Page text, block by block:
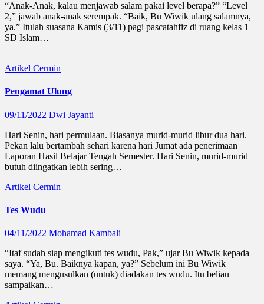
“Anak-Anak, kalau menjawab salam pakai level berapa?” “Level
2,” jawab anak-anak serempak. “Baik, Bu Wiwik ulang salamnya,
ya.” Itulah suasana Kamis (3/11) pagi pascatahfiz di ruang kelas 1
SD Islam…
Artikel Cermin
Pengamat Ulung
09/11/2022 Dwi Jayanti
Hari Senin, hari permulaan. Biasanya murid-murid libur dua hari.
Pekan lalu bertambah sehari karena hari Jumat ada penerimaan
Laporan Hasil Belajar Tengah Semester. Hari Senin, murid-murid
butuh diingatkan lebih sering…
Artikel Cermin
Tes Wudu
04/11/2022 Mohamad Kambali
“Itaf sudah siap mengikuti tes wudu, Pak,” ujar Bu Wiwik kepada
saya. “Ya, Bu. Baiknya kapan, ya?” Sebelum ini Bu Wiwik
memang mengusulkan (untuk) diadakan tes wudu. Itu beliau
sampaikan…